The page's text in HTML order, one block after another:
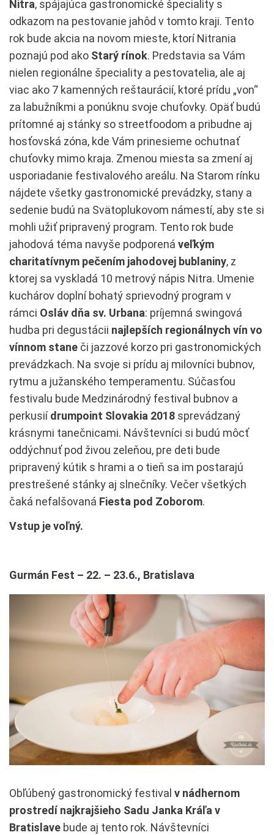
Nitra, spájajúca gastronomické špeciality s
odkazom na pestovanie jahôd v tomto kraji. Tento
rok bude akcia na novom mieste, ktorí Nitrania
poznajú pod ako Starý rínok. Predstavia sa Vám
nielen regionálne špeciality a pestovatelia, ale aj
viac ako 7 kamenných reštaurácií, ktoré prídu „von“
za labužníkmi a ponúknu svoje chuťovky. Opäť budú
prítomné aj stánky so streetfoodom a pribudne aj
hosťovská zóna, kde Vám prinesieme ochutnať
chuťovky mimo kraja. Zmenou miesta sa zmení aj
usporiadanie festivalového areálu. Na Starom rínku
nájdete všetky gastronomické prevádzky, stany a
sedenie budú na Svätoplukovom námestí, aby ste si
mohli užiť pripravený program. Tento rok bude
jahodová téma navyše podporená veľkým
charitatívnym pečením jahodovej bublaniny, z
ktorej sa vyskladá 10 metrový nápis Nitra. Umenie
kuchárov doplní bohatý sprievodný program v
rámci Osláv dňa sv. Urbana: príjemná swingová
hudba pri degustácii najlepších regionálnych vín vo
vínnom stane či jazzové korzo pri gastronomických
prevádzkach. Na svoje si prídu aj milovníci bubnov,
rytmu a južanského temperamentu. Súčasťou
festivalu bude Medzinárodný festival bubnov a
perkusiídrumpoint Slovakia 2018 sprevádzaný
krásnymi tanečnicami. Návštevníci si budú môcť
oddýchnuť pod živou zeleňou, pre deti bude
pripravený kútik s hrami a o tieň sa im postarajú
prestrešené stánky aj slnečníky. Večer všetkých
čaká nefalšovaná Fiesta pod Zoborom.
Vstup je voľný.
Gurmán Fest – 22. – 23.6., Bratislava
Obľúbený gastronomický festival v nádhernom
prostredí najkrajšieho Sadu Janka Kráľa v
Bratislave bude aj tento rok. Návštevníci